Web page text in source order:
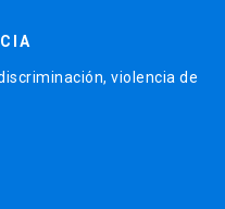
violencia de